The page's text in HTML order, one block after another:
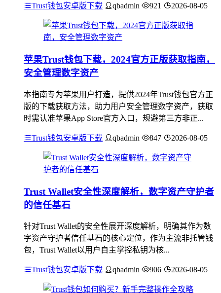
Trust钱包安卓版下载 qbadmin 921 2026-08-05
苹果Trust钱包下载，2024官方正版获取指南，
安全管理数字资产
本指南专为苹果用户打造，提供2024年Trust钱包官方正
版的下载获取方法，助力用户安全管理数字资产，获取
时需认准苹果App Store官方入口，规避第三方非正...
Trust钱包安卓版下载 qbadmin 847 2026-08-05
Trust Wallet安全性深度解析，数字资产守护者
的信任基石
针对Trust Wallet的安全性展开深度解析，明确其作为数
字资产守护者信任基石的核心定位，作为主流非托管钱
包，Trust Wallet以用户自主掌控私钥为核...
Trust钱包安卓版下载 qbadmin 906 2026-08-05